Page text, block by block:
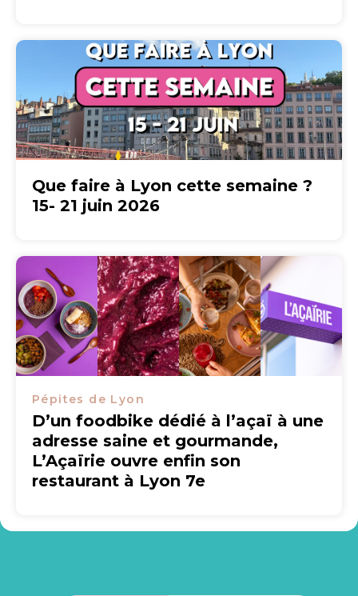
Que faire à Lyon cette semaine ?
15- 21 juin 2026
Pépites de Lyon
D’un foodbike dédié à l’açaï à une
adresse saine et gourmande,
L’Açaïrie ouvre enfin son
restaurant à Lyon 7e